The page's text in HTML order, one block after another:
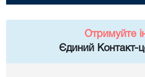
Отримуйте
Єдиний Контакт-